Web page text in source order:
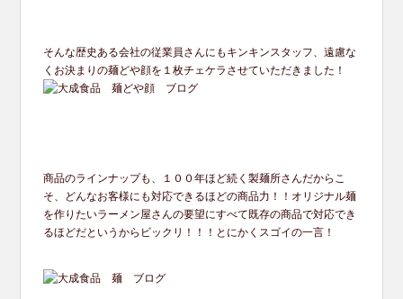
そんな歴史ある会社の従業員さんにもキンキンスタッフ、 遠慮な
くお決まりの麺どや顔を１枚チェケラさせていただきました ！
商品のラインナップも、１００年ほど続く製麺所さんだからこ
そ、
どんなお客様にも対応できるほどの商品力！！ オリジナル麺
を作りたいラーメン屋さんの要望にすべて既存の商品で対応でき
るほどだというからビックリ！！！ とにかくスゴイの一言！